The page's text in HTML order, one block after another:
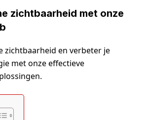
zichtbaarheid met onze
zichtbaarheid en verbeter je
met onze effectieve